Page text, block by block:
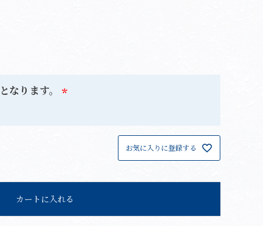
黒毛和牛のビーフシチュー
【冷蔵】
なります。
お気に入りに登録する
カートに入れる